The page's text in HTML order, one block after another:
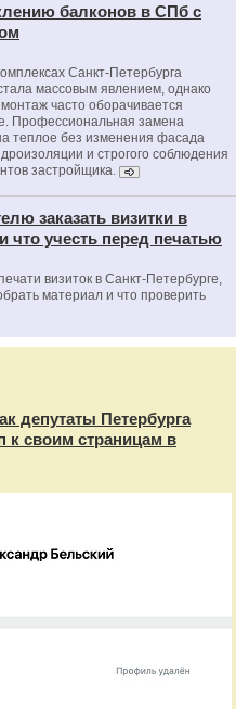
балконов в СПб с
Санкт-Петербурга
массовым явлением, однако
часто оборачивается
Профессиональная замена
теплое без изменения фасада
и строгого соблюдения
застройщика.
заказать визитки в
что учесть перед печатью
визиток в Санкт-Петербурге,
материал и что проверить
депутаты Петербурга
к своим страницам в